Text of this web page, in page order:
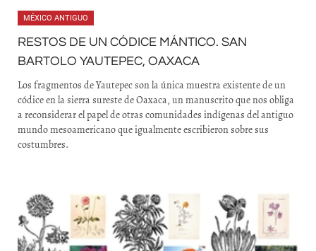
MÉXICO ANTIGUO
RESTOS DE UN CÓDICE MÁNTICO. SAN
BARTOLO YAUTEPEC, OAXACA
Los fragmentos de Yautepec son la única muestra existente de un
códice en la sierra sureste de Oaxaca, un manuscrito que nos obliga
a reconsiderar el papel de otras comunidades indígenas del antiguo
mundo mesoamericano que igualmente escribieron sobre sus
costumbres.